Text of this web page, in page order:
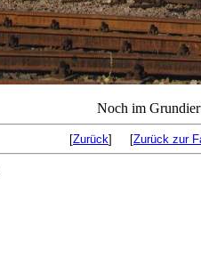
Noch im
[Zurück] [Zurück zur